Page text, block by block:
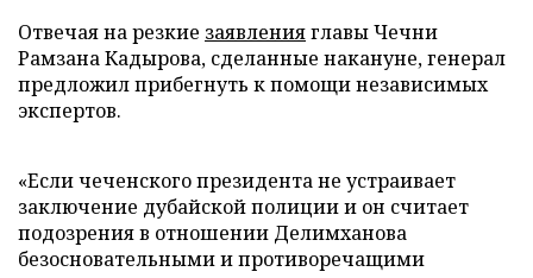
Отвечая на резкие заявленияглавы Чечни
Рамзана Кадырова, сделанные накануне, генерал
предложил прибегнуть к помощи независимых
экспертов.
«Если чеченского президента не устраивает
заключение дубайской полиции и он считает
подозрения в отношении Делимханова
безосновательными и противоречащими